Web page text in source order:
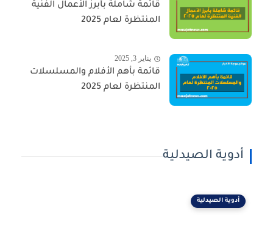
قائمة شاملة بأبرز الأعمال الفنية
المنتظرة لعام 2025
يناير 3, 2025
قائمة بأهم الأفلام والمسلسلات
المنتظرة لعام 2025
أدوية الصيدلية
أدوية الصيدلية